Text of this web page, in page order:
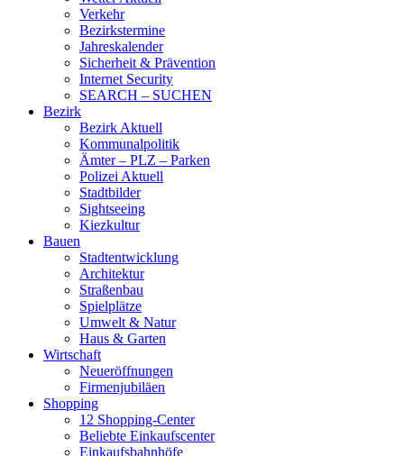
Verkehr
Bezirkstermine
Jahreskalender
Sicherheit & Prävention
Internet Security
SEARCH – SUCHEN
Bezirk
Bezirk Aktuell
Kommunalpolitik
Ämter – PLZ – Parken
Polizei Aktuell
Stadtbilder
Sightseeing
Kiezkultur
Bauen
Stadtentwicklung
Architektur
Straßenbau
Spielplätze
Umwelt & Natur
Haus & Garten
Wirtschaft
Neueröffnungen
Firmenjubiläen
Shopping
12 Shopping-Center
Beliebte Einkaufscenter
Einkaufsbahnhöfe